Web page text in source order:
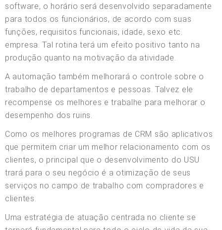
software, o horário será desenvolvido separadamente
para todos os funcionários, de acordo com suas
funções, requisitos funcionais, idade, sexo etc.
empresa. Tal rotina terá um efeito positivo tanto na
produção quanto na motivação da atividade.
A automação também melhorará o controle sobre o
trabalho de departamentos e pessoas. Talvez ele
recompense os melhores e trabalhe para melhorar o
desempenho dos ruins.
Como os melhores programas de CRM são aplicativos
que permitem criar um melhor relacionamento com os
clientes, o principal que o desenvolvimento do USU
trará para o seu negócio é a otimização de seus
serviços no campo de trabalho com compradores e
clientes.
Uma estratégia de atuação centrada no cliente se